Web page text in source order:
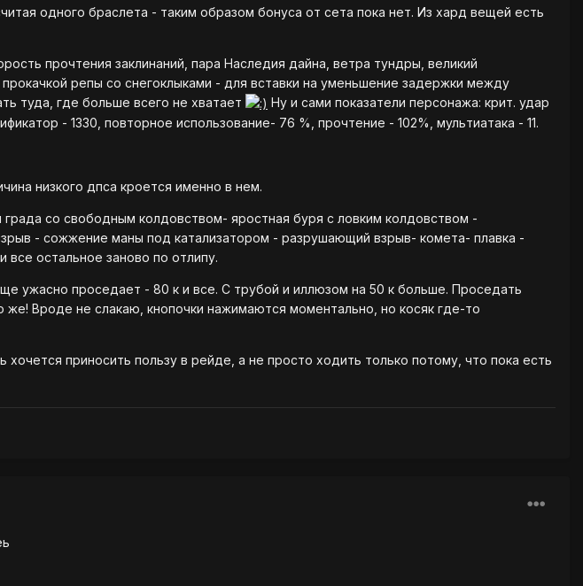
одного браслета - таким образом бонуса от сета пока нет. Из хард вещей есть
прочтения заклинаний, пара Наследия дайна, ветра тундры, великий
репы со снегоклыками - для вставки на уменьшение задержки между
туда, где больше всего не хватает
Ну и сами показатели персонажа: крит. удар
- 1330, повторное использование- 76 %, прочтение - 102%, мультиатака - 11.
низкого дпса кроется именно в нем.
со свободным колдовством- яростная буря с ловким колдовством -
- сожжение маны под катализатором - разрушающий взрыв- комета- плавка -
все остальное заново по отлипу.
ужасно проседает - 80 к и все. С трубой и иллюзом на 50 к больше. Проседать
Вроде не слакаю, кнопочки нажимаются моментально, но косяк где-то
приносить пользу в рейде, а не просто ходить только потому, что пока есть